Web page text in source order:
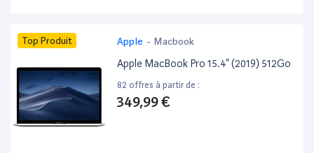
Top Produit Apple - Macbook
Apple MacBook Pro 15.4” (2019) 512Go
82 offres à partir de :
349,99 €